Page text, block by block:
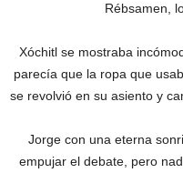
Rébsamen,
Xóchitl se mostraba
parecía que la ropa que
se revolvió en su asiento y
Jorge con una eterna
empujar el debate, pero